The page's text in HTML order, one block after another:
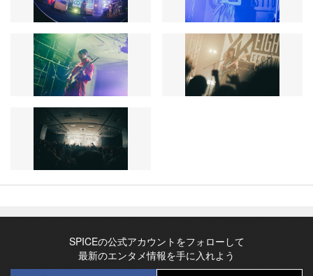
SPICEの公式アカウントをフォローして
最新のエンタメ情報を手に入れよう